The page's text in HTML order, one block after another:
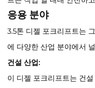
응용 분야
3.5톤 디젤 포크리프트는
에 다양한 산업 분야에서
건설 산업:
이 디젤 포크리프트는 건